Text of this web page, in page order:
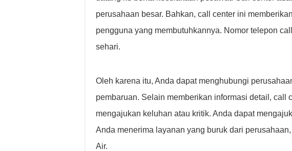
perusahaan besar. Bahkan, call center ini
pengguna yang membutuhkannya. Nomor telepon
sehari.
Oleh karena itu, Anda dapat menghubungi
pembaruan. Selain memberikan informasi detail, call
mengajukan keluhan atau kritik. Anda dapat
Anda menerima layanan yang buruk dari
Air.